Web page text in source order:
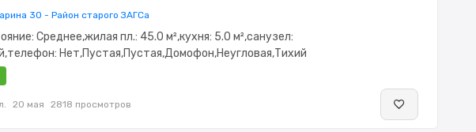
30 - Район старого ЗАГСа
Среднее,жилая пл.: 45.0 м²,кухня: 5.0 м²,санузел:
Нет,Пустая,Пустая,Домофон,Неугловая,Тихий
20 мая 2818 просмотров